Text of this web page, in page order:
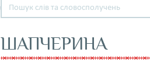
ШАПЧЕРИНА